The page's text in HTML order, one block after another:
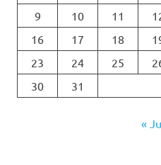
9
10 11
16
17 18
23
24 25
30
31
«